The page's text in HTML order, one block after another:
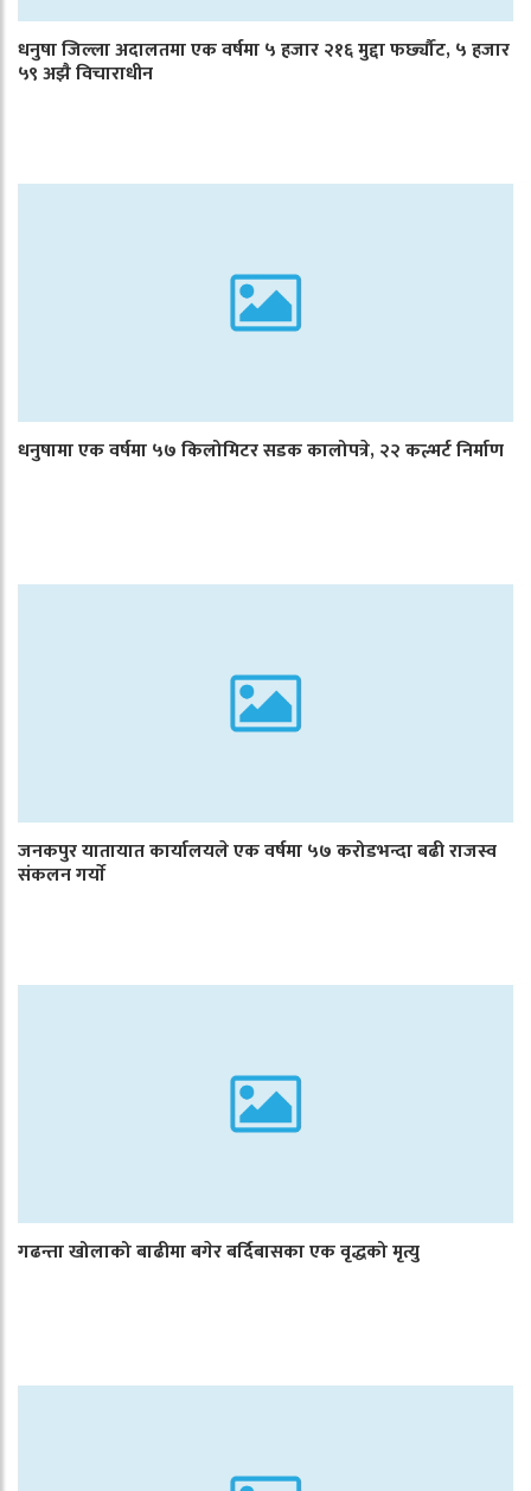
धनुषा जिल्ला अदालतमा एक वर्षमा ५ हजार २१६ मुद्दा फर्छ्यौट, ५ हजार
५९ अझै विचाराधीन
धनुषामा एक वर्षमा ५७ किलोमिटर सडक कालोपत्रे, २२ कल्भर्ट निर्माण
जनकपुर यातायात कार्यालयले एक वर्षमा ५७ करोडभन्दा बढी राजस्व
संकलन गर्याे
गढन्ता खोलाको बाढीमा बगेर बर्दिबासका एक वृद्धको मृत्यु